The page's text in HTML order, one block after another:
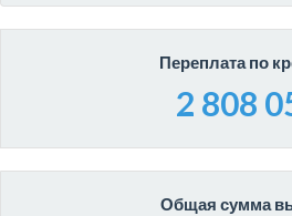
Переплата по
2 808
Общая сумма